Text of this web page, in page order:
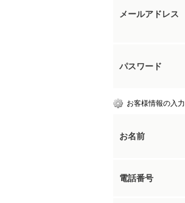
メールアドレス
パスワード
お客様情報の入力
お名前
電話番号